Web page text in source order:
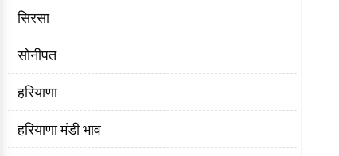
सिरसा
सोनीपत
हरियाणा
हरियाणा मंडी भाव